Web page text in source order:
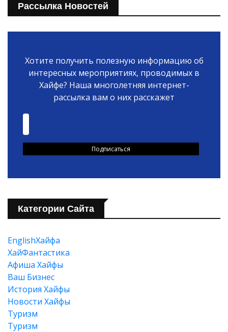
Рассылка Новостей
Хотите получить полезную информацию об
интересных мероприятиях, проводимых в
Хайфе? Наша многолетняя интернет-
рассылка вам о них расскажет
Категории Сайта
EnglishХайфа
XайФантастика
Афиша Хайфы
Ваш Бизнес
История Хайфы
Новости Хайфы
Туризм
Туризм